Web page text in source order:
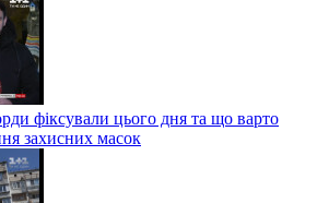
фіксували цього дня та що варто
захисних масок